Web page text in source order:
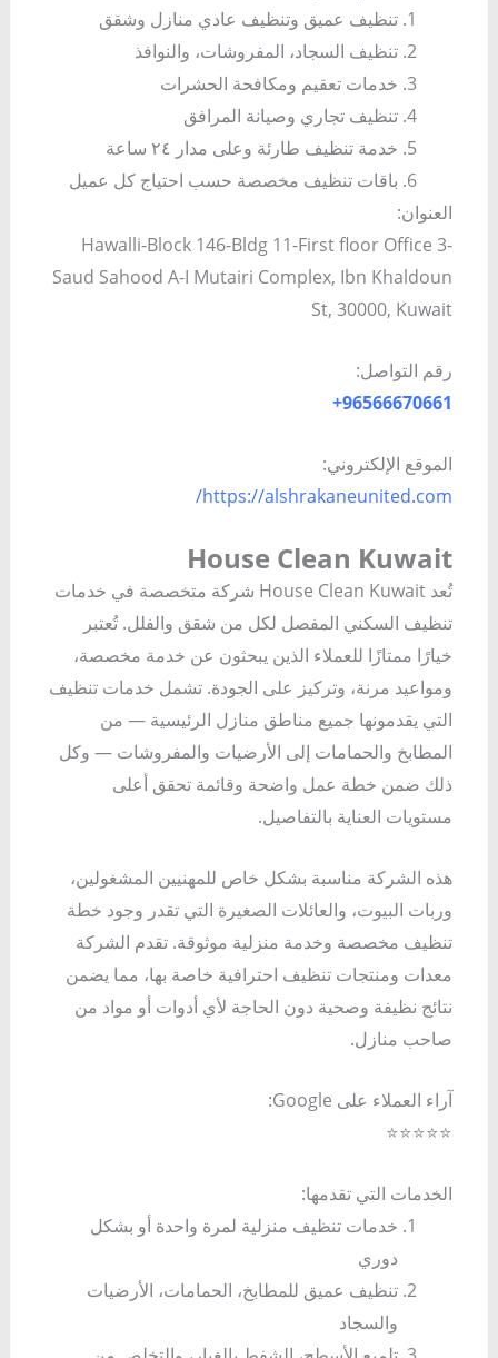
تنظيف عميق وتنظيف عادي منازل وشقق
تنظيف السجاد، المفروشات، والنوافذ
خدمات تعقيم ومكافحة الحشرات
تنظيف تجاري وصيانة المرافق
خدمة تنظيف طارئة وعلى مدار ٢٤ ساعة
باقات تنظيف مخصصة حسب احتياج كل عميل
العنوان:
Hawalli-Block 146-Bldg 11-First floor Office 3-
Saud Sahood A-I Mutairi Complex, Ibn Khaldoun
St, 30000, Kuwait
رقم التواصل:
96566670661+
الموقع الإلكتروني:
https://alshrakaneunited.com/
House Clean Kuwait
تُعد House Clean Kuwait شركة متخصصة في خدمات
تنظيف السكني المفصل لكل من شقق والفلل. تُعتبر
خيارًا ممتازًا للعملاء الذين يبحثون عن خدمة مخصصة،
ومواعيد مرنة، وتركيز على الجودة. تشمل خدمات تنظيف
التي يقدمونها جميع مناطق منازل الرئيسية — من
المطابخ والحمامات إلى الأرضيات والمفروشات — وكل
ذلك ضمن خطة عمل واضحة وقائمة تحقق أعلى
مستويات العناية بالتفاصيل.
هذه الشركة مناسبة بشكل خاص للمهنيين المشغولين،
وربات البيوت، والعائلات الصغيرة التي تقدر وجود خطة
تنظيف مخصصة وخدمة منزلية موثوقة. تقدم الشركة
معدات ومنتجات تنظيف احترافية خاصة بها، مما يضمن
نتائج نظيفة وصحية دون الحاجة لأي أدوات أو مواد من
صاحب منازل.
آراء العملاء على Google:
⭐⭐⭐⭐⭐
الخدمات التي تقدمها:
خدمات تنظيف منزلية لمرة واحدة أو بشكل
دوري
تنظيف عميق للمطابخ، الحمامات، الأرضيات
والسجاد